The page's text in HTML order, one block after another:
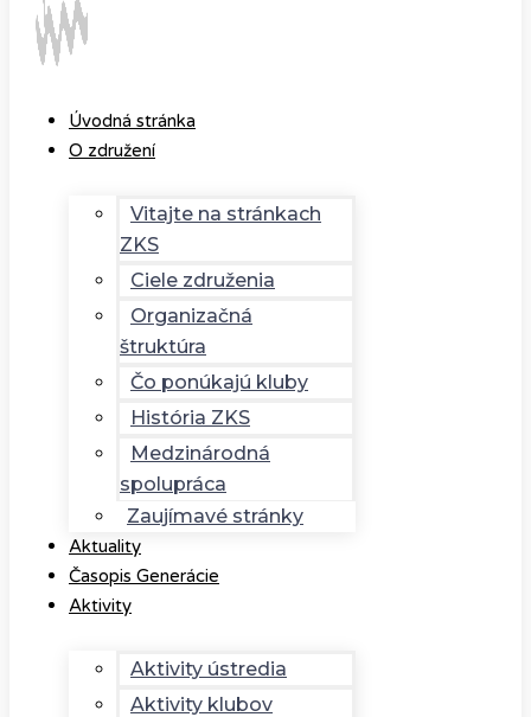
Úvodná stránka
O združení
Vitajte na stránkach
ZKS
Ciele združenia
Organizačná
štruktúra
Čo ponúkajú kluby
História ZKS
Medzinárodná
spolupráca
Zaujímavé stránky
Aktuality
Časopis Generácie
Aktivity
Aktivity ústredia
Aktivity klubov